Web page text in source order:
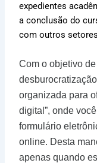
expedientes
a conclusão do
com outros
Com o objetivo
organizada para
digital”, onde
formulário
online. Desta
apenas quando